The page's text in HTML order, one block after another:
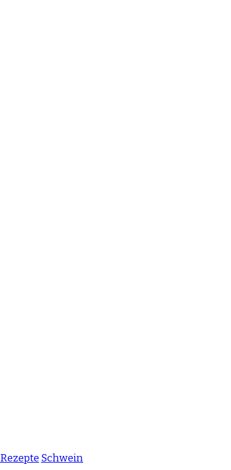
Rezepte Schwein